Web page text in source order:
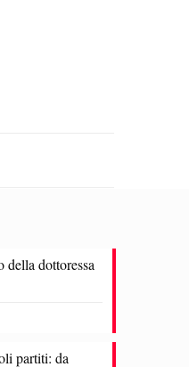
dottoressa
partiti: da